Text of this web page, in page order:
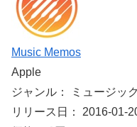
Music Memos
Apple
ジャンル： ミュージッ
リリース日： 2016-01-